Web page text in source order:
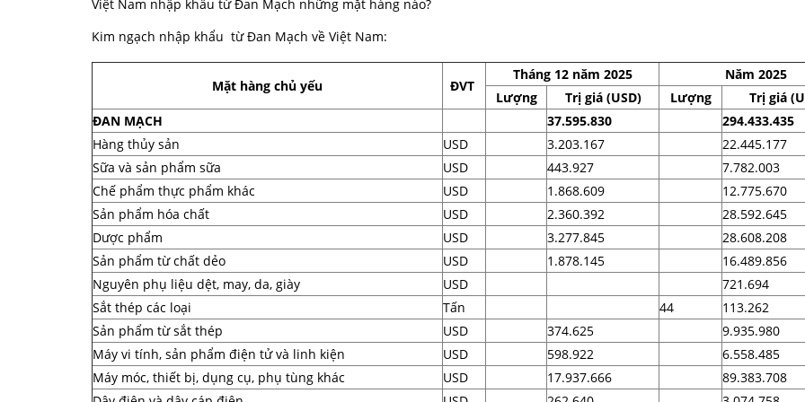
Việt Nam nhập khẩu từ Đan Mạch những mặt hàng nào?
Kim ngạch nhập khẩu từ Đan Mạch về Việt Nam:
Mặt hàng chủ yếu ĐVT
Tháng 12 năm 2025
Năm 2025
Lượng
Trị giá (USD) Lượng
Trị giá
ĐAN MẠCH
37.595.830
294.433.435
Hàng thủy sản
USD 3.203.167
22.445.177
Sữa và sản phẩm sữa
USD 443.927
7.782.003
Chế phẩm thực phẩm khác
USD 1.868.609
12.775.670
Sản phẩm hóa chất
USD 2.360.392
28.592.645
Dược phẩm
USD 3.277.845
28.608.208
Sản phẩm từ chất dẻo
USD 1.878.145
16.489.856
Nguyên phụ liệu dệt, may, da, giày
USD
721.694
Sắt thép các loại
Tấn 44
113.262
Sản phẩm từ sắt thép
USD 374.625
9.935.980
Máy vi tính, sản phẩm điện tử và linh kiện
USD 598.922
6.558.485
Máy móc, thiết bị, dụng cụ, phụ tùng khác
USD 17.937.666
89.383.708